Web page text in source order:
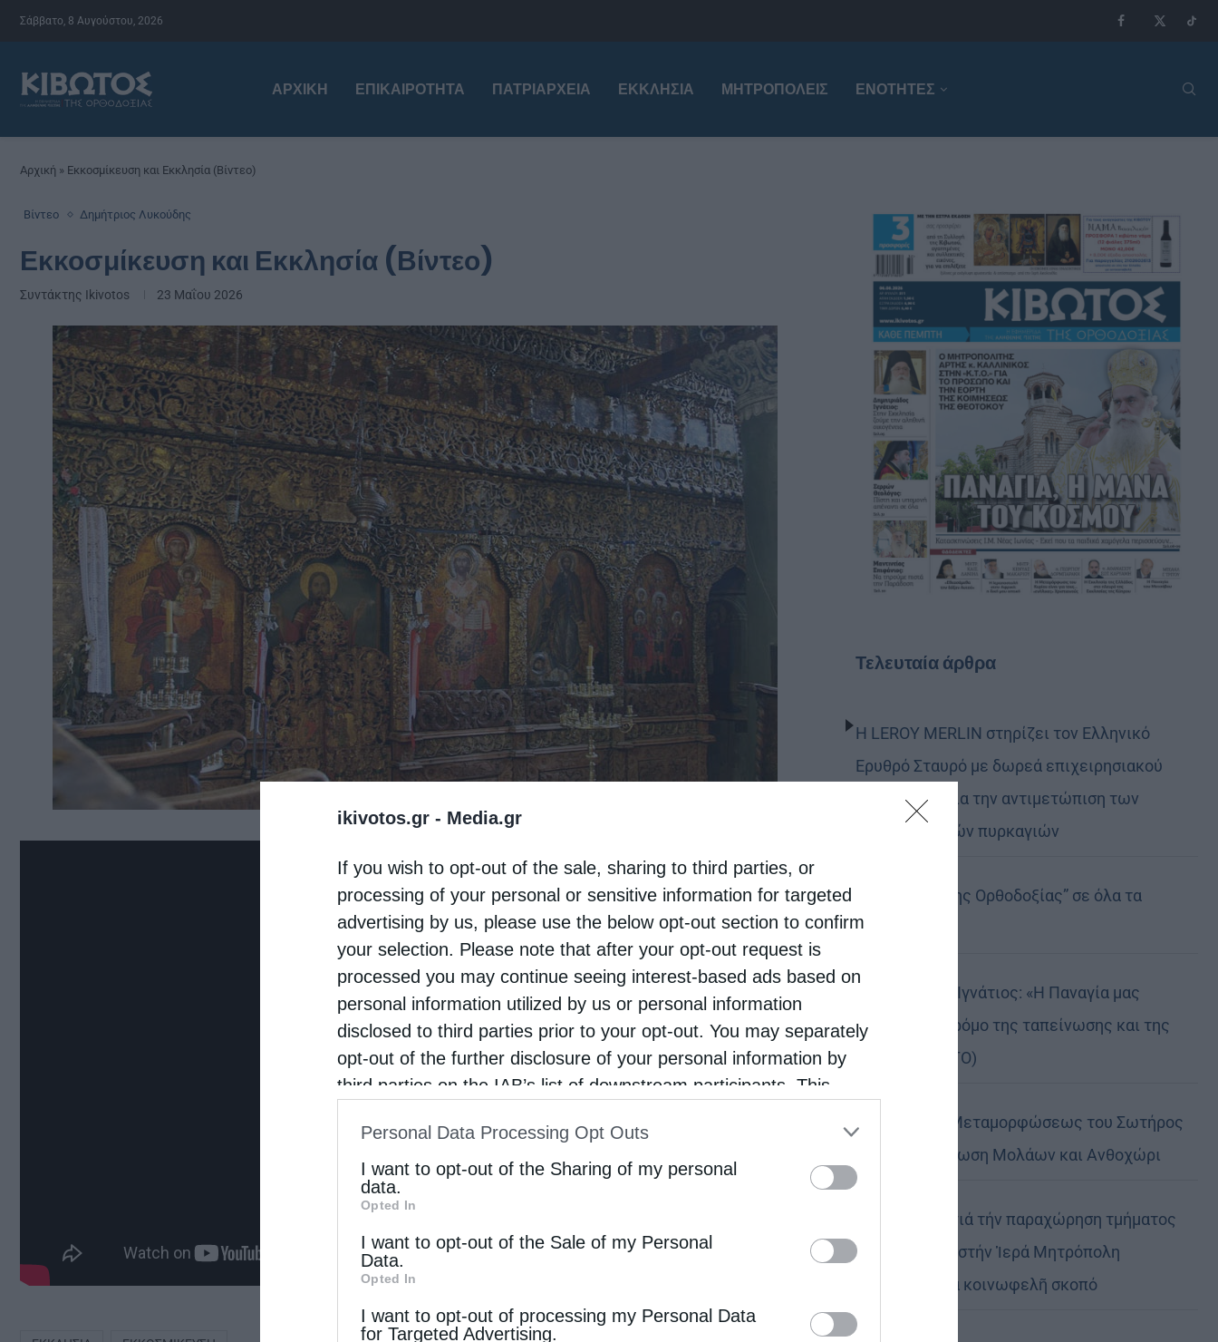
ikivotos.gr - Media.gr
If you wish to opt-out of the sale, sharing to third parties, or
processing of your personal or sensitive information for targeted
advertising by us, please use the below opt-out section to confirm
your selection. Please note that after your opt-out request is
processed you may continue seeing interest-based ads based on
personal information utilized by us or personal information
disclosed to third parties prior to your opt-out. You may separately
opt-out of the further disclosure of your personal information by
third parties on the IAB’s list of downstream participants. This
IAB’s List of Downstream Participantsthat may further disclose it to
other third parties.
Personal Data Processing Opt Outs
I want to opt-out of the Sharing of my personal
data.
Opted In
I want to opt-out of the Sale of my Personal
Data.
Opted In
I want to opt-out of processing my Personal Data
for Targeted Advertising.
Σάββατο, 8 Αυγούστου, 2026
ΑΡΧΙΚΉ ΕΠΙΚΑΙΡΌΤΗΤΑ ΠΑΤΡΙΑΡΧΕΊΑ ΕΚΚΛΗΣΊΑ ΜΗΤΡΟΠΌΛΕΙΣ ΕΝΟΤΗΤΕΣ
Αρχική » Εκκοσμίκευση και Εκκλησία (Βίντεο)
Βίντεο Δημήτριος Λυκούδης
Εκκοσμίκευση και Εκκλησία (Βίντεο)
Συντάκτης Ikivotos 23 Μαΐου 2026
Τελευταία άρθρα
Η LEROY MERLIN στηρίζει τον Ελληνικό
Ερυθρό Σταυρό με δωρεά επιχειρησιακού
εξοπλισμού για την αντιμετώπιση των
καταστροφικών πυρκαγιών
Η “Κιβωτός της Ορθοδοξίας” σε όλα τα
περίπτερα
Δημητριάδος Ιγνάτιος: «Η Παναγία μας
δείχνει τον δρόμο της ταπείνωσης και της
σιωπής» (ΦΩΤΟ)
Η εορτή της Μεταμορφώσεως του Σωτήρος
σε Μεταμόρφωση Μολάων και Ανθοχώρι
Εὐχαριστίες γιά τήν παραχώρηση τμήματος
στρατοπέδου στήν Ἱερά Μητρόπολη
Καστορίας γιά κοινωφελῆ σκοπό